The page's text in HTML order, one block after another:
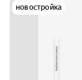
новостройка